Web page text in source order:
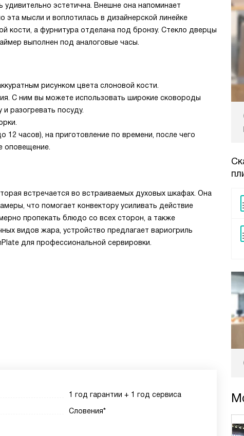
эстетична. Внешне она напоминает
эта мысли и воплотилась в дизайнерской линейке
кости, а фурнитура отделана под бронзу. Стекло дверцы
выполнен под аналоговые часы.
рисунком цвета слоновой кости.
С ним вы можете использовать широкие сковороды
разогревать посуду.
часов), на приготовление по времени, после чего
оповещение.
встречается во встраиваемых духовых шкафах. Она
что помогает конвектору усиливать действие
пропекать блюдо со всех сторон, а также
видов жара, устройство предлагает вариогриль
для профессиональной сервировки.
1 год гарантии + 1 год сервиса
Словения*